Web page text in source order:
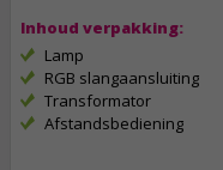
Inhoud verpakking:
Lamp
RGB slangaansluiting
Transformator
Afstandsbediening